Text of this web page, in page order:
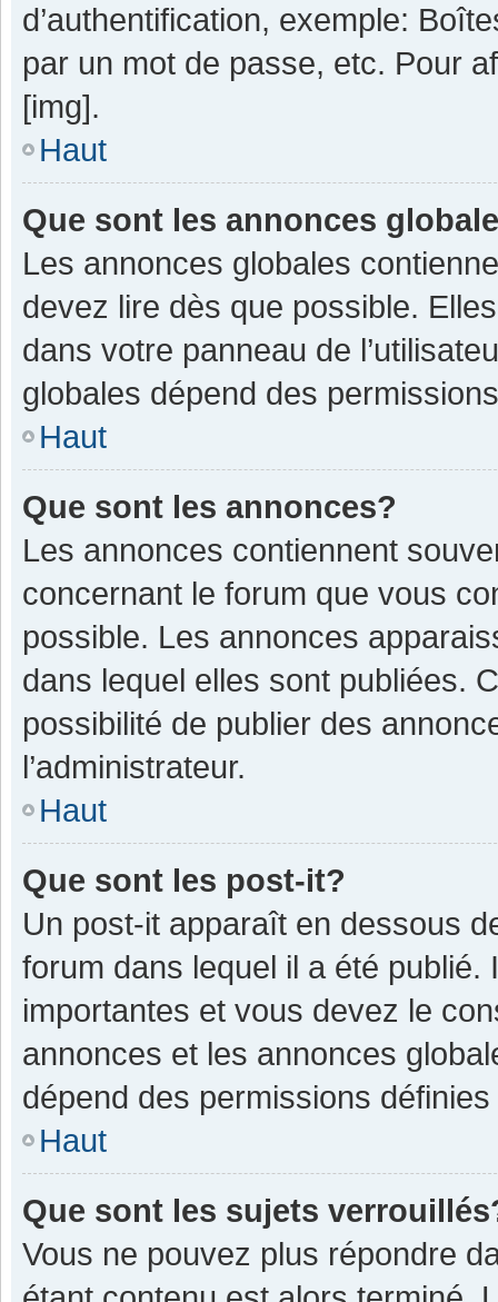
d’authentification, exemple:
par un mot de passe, etc. Pour
[img].
Haut
Que sont les annonces
Les annonces globales
devez lire dès que possible.
dans votre panneau de
globales dépend des
Haut
Que sont les annonces?
Les annonces contiennent
concernant le forum que vous
possible. Les annonces
dans lequel elles sont publiées.
possibilité de publier des
l’administrateur.
Haut
Que sont les post-it?
Un post-it apparaît en dessous
forum dans lequel il a été
importantes et vous devez le
annonces et les annonces
dépend des permissions définies
Haut
Que sont les sujets
Vous ne pouvez plus répondre